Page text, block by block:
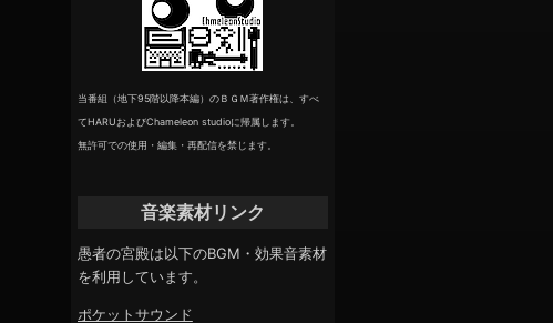
当番組（地下95階以降本編）のＢＧＭ著作権は、すべ
てHARUおよびChameleon studioに帰属します。
無許可での使用・編集・再配信を禁じます。
音楽素材リンク
愚者の宮殿は以下のBGM・効果音素材
を利用しています。
ポケットサウンド